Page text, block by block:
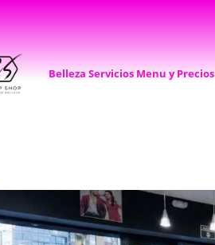
Belleza Servicios Menu y Precios